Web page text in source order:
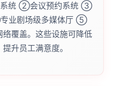
统 ②会议预约系统 ③
业剧场级多媒体厅 ⑤
络覆盖。这些设施可降低
升员工满意度。